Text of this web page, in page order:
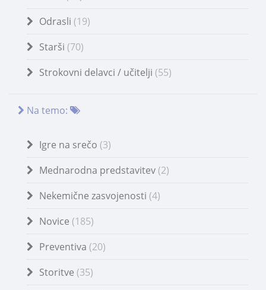
Odrasli (19)
Starši (70)
Strokovni delavci / učitelji (55)
Na temo:
Igre na srečo (3)
Mednarodna predstavitev (2)
Nekemične zasvojenosti (4)
Novice (185)
Preventiva (20)
Storitve (35)